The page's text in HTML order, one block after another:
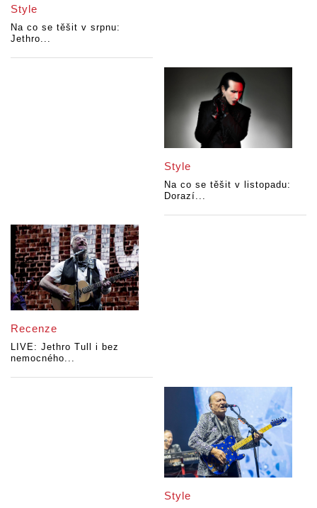
Style
Na co se těšit v srpnu:
Jethro...
Style
Na co se těšit v listopadu:
Dorazí...
Recenze
LIVE: Jethro Tull i bez
nemocného...
Style